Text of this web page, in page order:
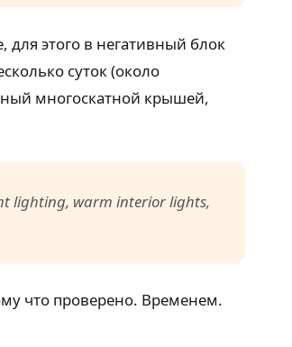
этого в негативный блок
суток (около
многоскатной крышей,
lighting, warm interior lights,
что проверено. Временем.